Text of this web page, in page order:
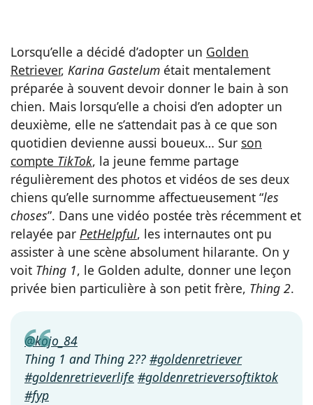
Lorsqu’elle a décidé d’adopter un Golden
Retriever, Karina Gastelum était mentalement
préparée à souvent devoir donner le bain à son
chien. Mais lorsqu’elle a choisi d’en adopter un
deuxième, elle ne s’attendait pas à ce que son
quotidien devienne aussi boueux… Sur son
compte TikTok, la jeune femme partage
régulièrement des photos et vidéos de ses deux
chiens qu’elle surnomme affectueusement “les
choses”. Dans une vidéo postée très récemment et
relayée par PetHelpful, les internautes ont pu
assister à une scène absolument hilarante. On y
voit Thing 1, le Golden adulte, donner une leçon
privée bien particulière à son petit frère, Thing 2.
@kojo_84
Thing 1 and Thing 2?? #goldenretriever
#goldenretrieverlife #goldenretrieversoftiktok
#fyp